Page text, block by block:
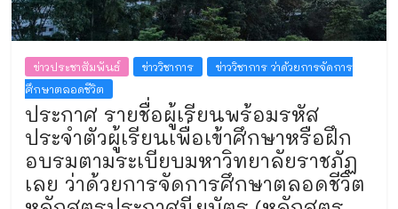
ข่าวประชาสัมพันธ์ ข่าววิชาการ
ข่าววิชาการ ว่าด้วยการจัดการ
ศึกษาตลอดชีวิต
ประกาศ รายชื่อผู้เรียนพร้อมรหัส
ประจำตัวผู้เรียนเพื่อเข้าศึกษาหรือฝึก
อบรมตามระเบียบมหาวิทยาลัยราชภัฏ
เลย ว่าด้วยการจัดการศึกษาตลอดชีวิต